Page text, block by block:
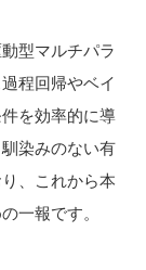
型マルチパラ
程回帰やベイ
を効率的に導
染みのない有
、これから本
一報です。